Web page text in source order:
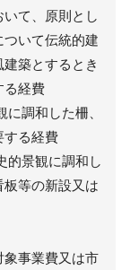
て、原則とし
いて伝統的建
築とするとき
る経費
に調和した柵、
する経費
的景観に調和し
等の新設又は
象事業費又は市